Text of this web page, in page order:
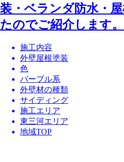
装・ベランダ防水・
たのでご紹介します。
施工内容
外壁屋根塗装
色
パープル系
外壁材の種類
サイディング
施工エリア
東三河エリア
地域TOP